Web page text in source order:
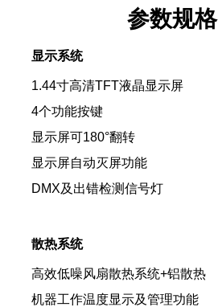
参数规格
显示系统
1.44寸高清TFT液晶显示屏
4个功能按键
显示屏可180°翻转
显示屏自动灭屏功能
DMX及出错检测信号灯
散热系统
高效低噪风扇散热系统+铝散热
机器工作温度显示及管理功能